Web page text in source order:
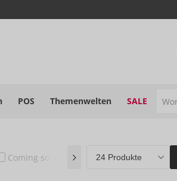
POS Themenwelten SALE
Coming soon ORION Brands (32)